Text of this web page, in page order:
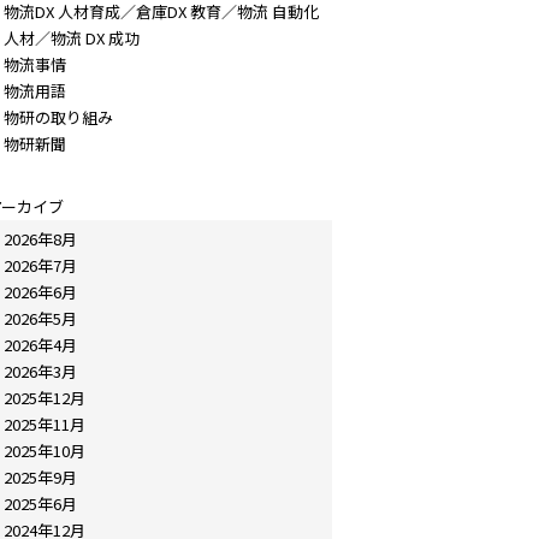
物流DX 人材育成／倉庫DX 教育／物流 自動化
人材／物流 DX 成功
物流事情
物流用語
物研の取り組み
物研新聞
カイブ
2026年8月
2026年7月
2026年6月
2026年5月
2026年4月
2026年3月
2025年12月
2025年11月
2025年10月
2025年9月
2025年6月
2024年12月